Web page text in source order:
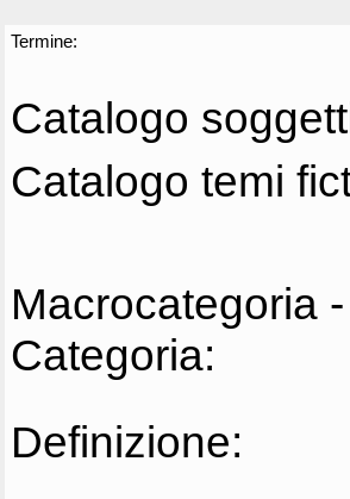
Termine:
Catalogo
Catalogo temi
Macrocategoria -
Categoria:
Definizione: